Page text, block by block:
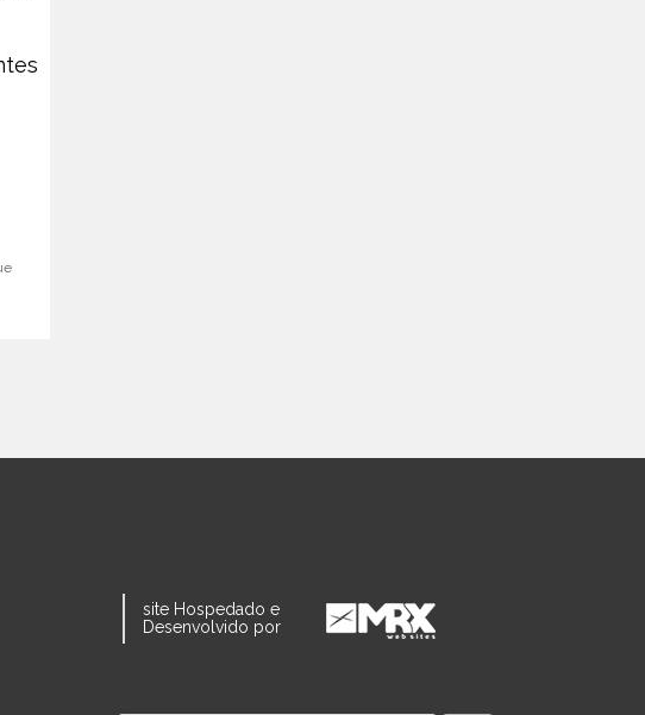
site Hospedado e
Desenvolvido por